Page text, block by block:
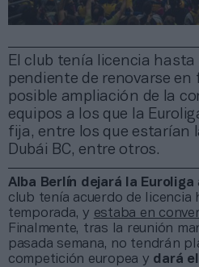
El club tenía licencia hasta
pendiente de renovarse en
posible ampliación de la
equipos a los que la
fija, entre los que estarían
Dubái BC, entre otros.
Alba Berlín dejará la Euroliga
club tenía acuerdo de licencia
temporada, y estaba en
Finalmente, tras la reunión
pasada semana, no tendrán
competición europea y dará